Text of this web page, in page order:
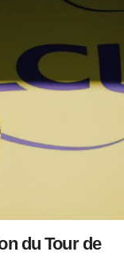
du Tour de